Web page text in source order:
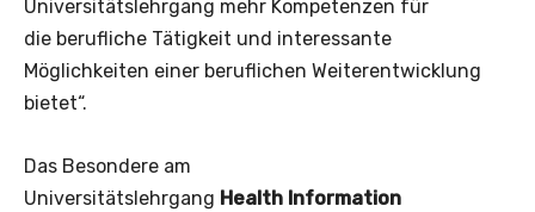
Universitätslehrgang mehr Kompetenzen für
die berufliche Tätigkeit und interessante
Möglichkeiten einer beruflichen Weiterentwicklung
bietet“.
Das Besondere am
Universitätslehrgang Health Information